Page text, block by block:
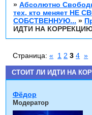
»Абсолютно
тех, кто меняет НЕ
СОБСТВЕННУЮ... »
ИДТИ НА
СТОИТ ЛИ ИДТИ НА
Страница:« 1 2 3 4 »
Фёдор
Модератор